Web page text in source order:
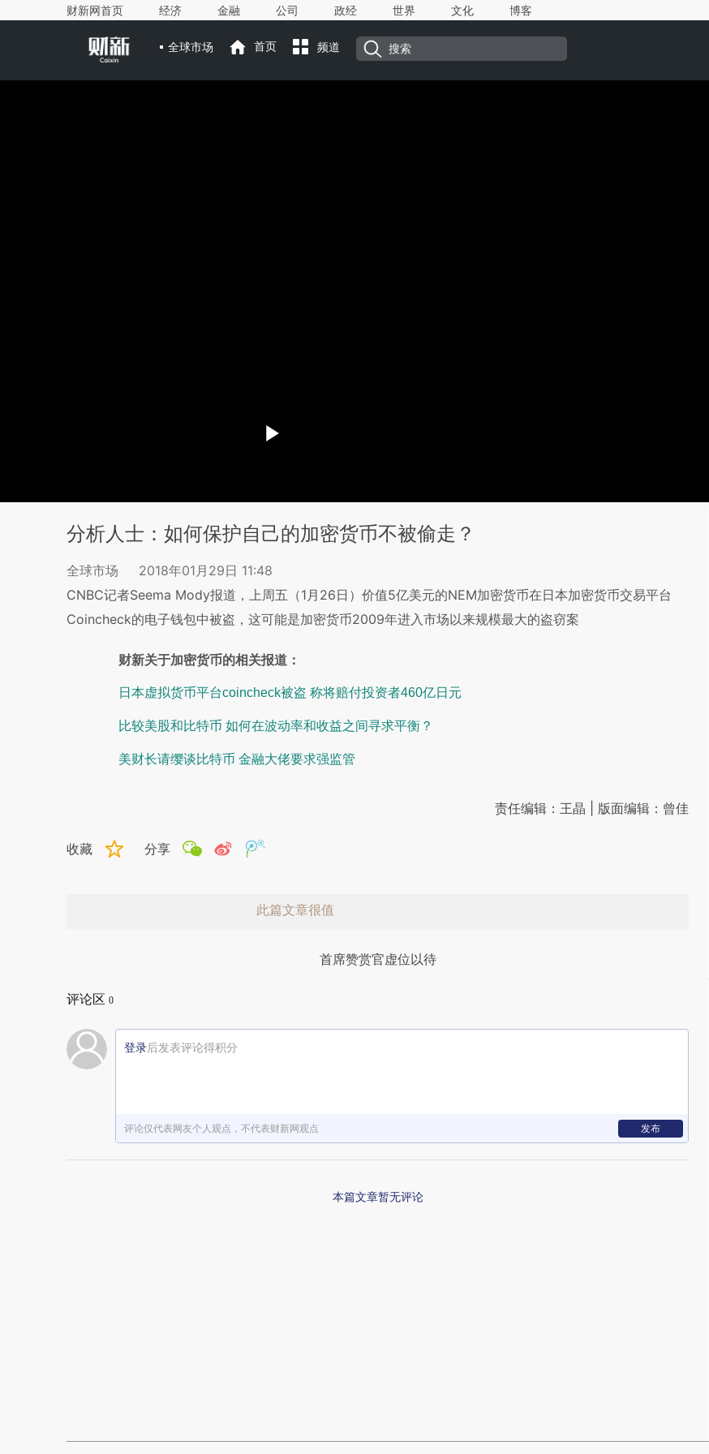
财新网首页 经济 金融 公司 政经 世界 文化 博客
全球市场 首页 频道
分析人士：如何保护自己的加密货币不被偷走？
全球市场
2018年01月29日 11:48
CNBC记者Seema Mody报道，上周五（1月26日）价值5亿美元的NEM加密货币在日本加密货币交易平台
Coincheck的电子钱包中被盗，这可能是加密货币2009年进入市场以来规模最大的盗窃案
财新关于加密货币的相关报道：
日本虚拟货币平台coincheck被盗 称将赔付投资者460亿日元
比较美股和比特币 如何在波动率和收益之间寻求平衡？
美财长请缨谈比特币 金融大佬要求强监管
责任编辑：王晶 | 版面编辑：曾佳
收藏 分享
此篇文章很值
首席赞赏官虚位以待
评论区 0
登录后发表评论得积分
评论仅代表网友个人观点，不代表财新网观点 发布
本篇文章暂无评论